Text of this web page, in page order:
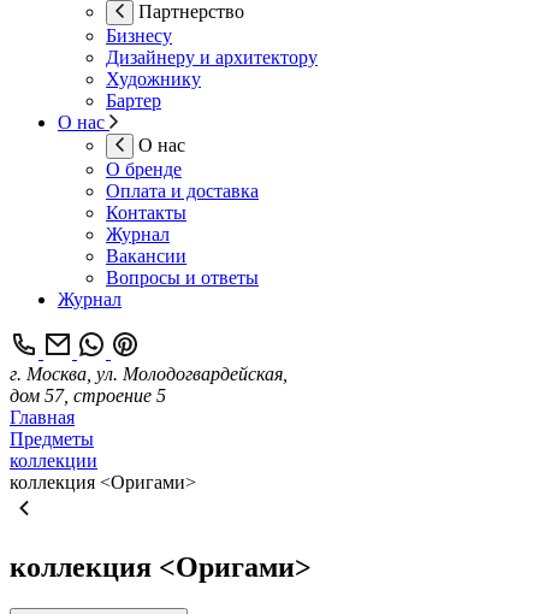
Партнерство
Бизнесу
Дизайнеру и архитектору
Художнику
Бартер
О нас
О нас
О бренде
Оплата и доставка
Контакты
Журнал
Вакансии
Вопросы и ответы
Журнал
г. Москва, ул. Молодогвардейская,
дом 57, строение 5
Главная
Предметы
коллекции
коллекция <Оригами>
коллекция <Оригами>